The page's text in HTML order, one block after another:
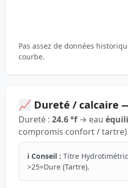
Pas assez de données
courbe.
📈 Dureté / calcaire
Dureté : 24.6 °f→ eau
compromis confort / tartre).
ℹ️ Conseil : Titre
>25=Dure (Tartre).